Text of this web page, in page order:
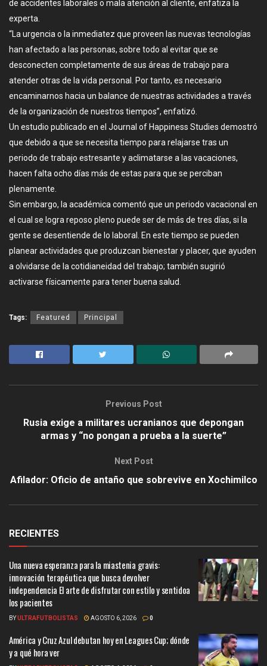
de accidentes laborales o mala atención al cliente, enfatiza la
experta.
“La urgencia o la inmediatez que proveen las nuevas tecnologías
han afectado a las personas, sobre todo al evitar que se
desconecten completamente de sus áreas de trabajo para
atender otras de la vida personal. Por tanto, es necesario
encaminarnos hacia un balance de nuestras actividades a través
de la organización de nuestros tiempos”, enfatizó.
Un estudio publicado en el Journal of Happiness Studies demostró
que debido a que se necesita tiempo para relajarse tras un
periodo de trabajo estresante y aclimatarse a las vacaciones,
hacen falta ocho días más de estas para que se perciban
plenamente.
Sin embargo, la académica comentó que un periodo vacacional en
el cual se logra reposo pleno puede ser de más de tres días, si la
gente se desentiende de lo laboral. En este tiempo se pueden
planear actividades que produzcan bienestar y placer, que ayuden
a olvidarse de la cotidianeidad del trabajo; también sugirió
activarse físicamente para tener buena salud.
Tags: Featured Principal
Previous Post
Rusia exige a militares ucranianos que depongan
armas y “no pongan a prueba a la suerte”
Next Post
Afilador: Oficio de antaño que sobrevive en Xochimilco
RECIENTES
Una nueva esperanza para la miastenia gravis:
innovación terapéutica que busca devolver
independencia El arte de disfrutar con estilo y sentidoa
los pacientes
BYULTRAFUTBOLISTAS AGOSTO 6, 2026 0
América y Cruz Azul debutan hoy en Leagues Cup; dónde
y a qué hora ver